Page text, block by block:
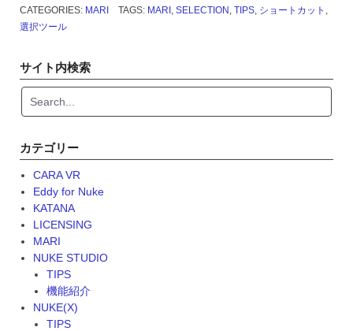
ツ
の
簡
替
え
CATEGORIES: MARI TAGS: MARI, SELECTION TIPS, ショートカット
選択ツール
サイト内検索
カテゴリー
CARA VR
Eddy for Nuke
KATANA
LICENSING
MARI
NUKE STUDIO
TIPS
機能紹介
NUKE(X)
TIPS